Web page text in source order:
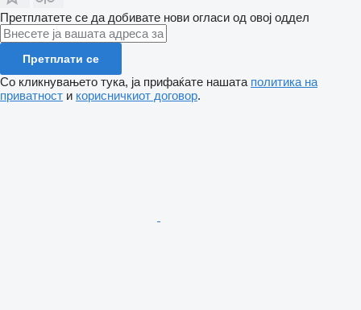
Претплатете се да добивате нови огласи од овој оддел
Претплати се
Со кликнувањето тука, ја прифаќате нашата политика на
приватност и корисничкиот договор.